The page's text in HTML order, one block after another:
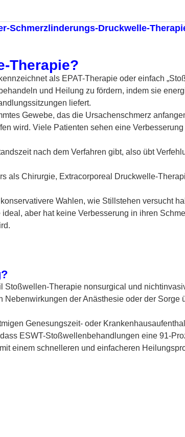
Schmerzlinderungs-Druckwelle-
Therapie?
als EPAT-Therapie oder einfach
und Heilung zu fördern, indem sie
liefert.
Gewebe, das die Ursachenschmerz
wird. Viele Patienten sehen eine
nach dem Verfahren gibt, also übt
als Chirurgie, Extracorporeal Druckwelle-
Wahlen, wie Stillstehen versucht
aber hat keine Verbesserung in ihren
Therapie nonsurgical und
der Anästhesie oder der Sorge
Genesungszeit- oder
ESWT-Stoßwellenbehandlungen eine 91-
einem schnelleren und einfacheren